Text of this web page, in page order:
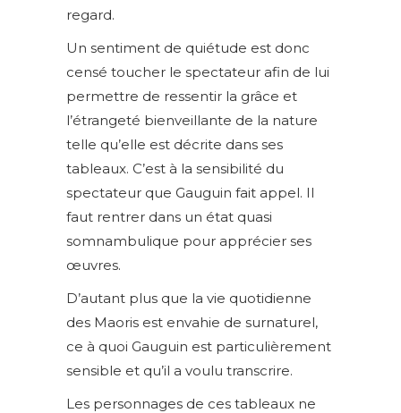
regard.
Un sentiment de quiétude est donc
censé toucher le spectateur afin de lui
permettre de ressentir la grâce et
l’étrangeté bienveillante de la nature
telle qu’elle est décrite dans ses
tableaux. C’est à la sensibilité du
spectateur que Gauguin fait appel. Il
faut rentrer dans un état quasi
somnambulique pour apprécier ses
œuvres.
D’autant plus que la vie quotidienne
des Maoris est envahie de surnaturel,
ce à quoi Gauguin est particulièrement
sensible et qu’il a voulu transcrire.
Les personnages de ces tableaux ne